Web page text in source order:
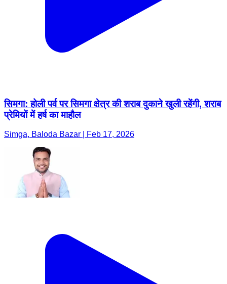
सिमगा: होली पर्व पर सिमगा क्षेत्र की शराब दुकाने खुली रहेंगी, शराब
प्रेमियों में हर्ष का माहौल
Simga, Baloda Bazar | Feb 17, 2026